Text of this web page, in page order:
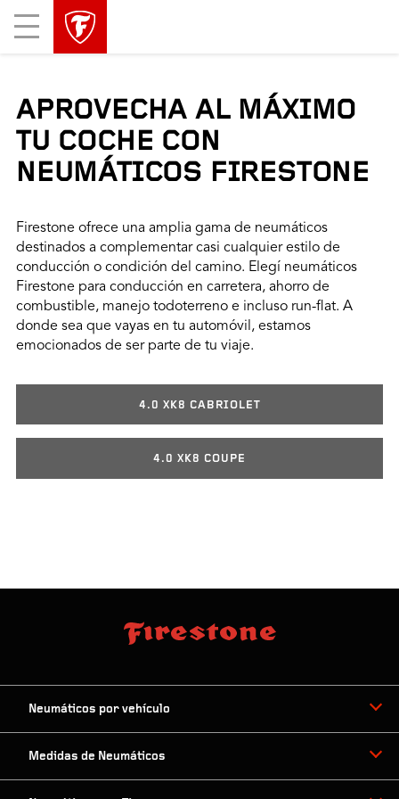
Mobile
Menu
APROVECHA AL MÁXIMO
TU COCHE CON
NEUMÁTICOS FIRESTONE
Firestone ofrece una amplia gama de neumáticos
destinados a complementar casi cualquier estilo de
conducción o condición del camino. Elegí neumáticos
Firestone para conducción en carretera, ahorro de
combustible, manejo todoterreno e incluso run-flat. A
donde sea que vayas en tu automóvil, estamos
emocionados de ser parte de tu viaje.
4.0 XK8 CABRIOLET
4.0 XK8 COUPE
Neumáticos por vehículo
Medidas de Neumáticos